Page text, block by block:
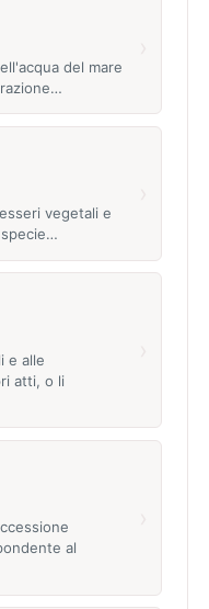
del mare
vegetali e
e alle
atti, o li
al